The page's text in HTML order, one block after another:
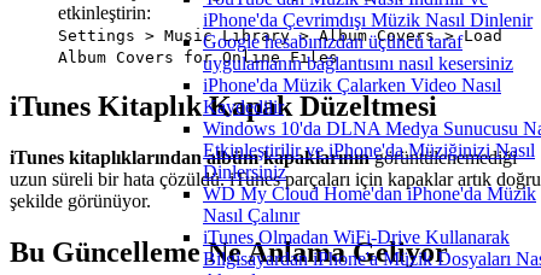
iPhone'da Çevrimdışı Müzik Nasıl Dinlenir
Google hesabınızdan üçüncü taraf
uygulamanın bağlantısını nasıl kesersiniz
iPhone'da Müzik Çalarken Video Nasıl
Kaydedilir
Windows 10'da DLNA Medya Sunucusu
Etkinleştirilir ve iPhone'da Müziğinizi Nasıl
Dinlersiniz
WD My Cloud Home'dan iPhone'da Müzik
Nasıl Çalınır
iTunes Olmadan WiFi-Drive Kullanarak
Bilgisayardan iPhone'a Müzik Dosyaları
etkinleştirin:
Settings > Music Library > Album Covers > Load
Album Covers for Online Files
iTunes Kitaplık Kapak Düzeltmesi
iTunes kitaplıklarından albüm kapaklarınıngörüntülenemediği
uzun süreli bir hata çözüldü. iTunes parçaları için kapaklar artık doğru
şekilde görünüyor.
Bu Güncelleme Ne Anlama Geliyor